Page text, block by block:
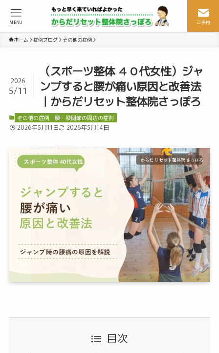
ご予約
MENU
ホーム 症例ブログ その他の症例
（スポーツ整体 ４０代女性）ジャ
ンプすると腰が痛い原因と改善法
｜からだリセット整体院さっぽろ
2026
5/11
その他の症例 腰・股関節の周辺の症例
2026年5月11日 2026年5月14日
目次